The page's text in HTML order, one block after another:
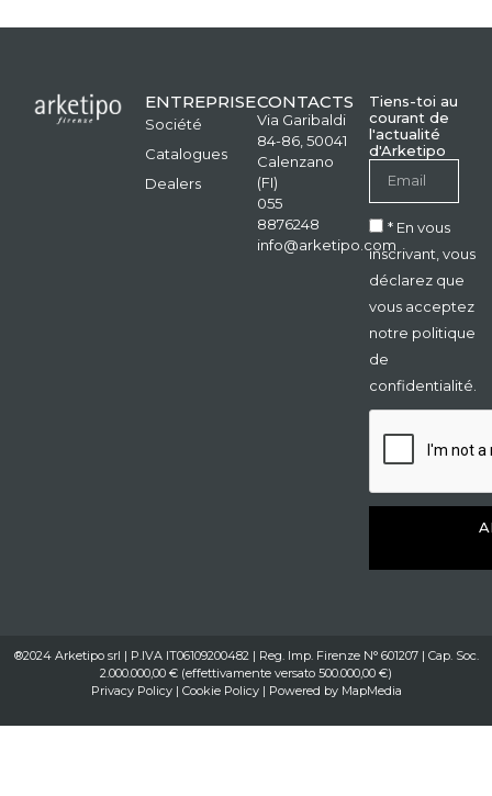
ENTREPRISE
Société
Catalogues
Dealers
CONTACTS
Via Garibaldi
84-86, 50041
Calenzano
(FI)
055
8876248
info@arketipo.com
Tiens-toi au
courant de
l'actualité
d'Arketipo
* En vous
inscrivant, vous
déclarez que
vous acceptez
notre politique
de
confidentialité.
®2024 Arketipo srl | P.IVA IT06109200482 | Reg. Imp. Firenze N° 601207 | Cap. Soc.
2.000.000,00 € (effettivamente versato 500.000,00 €)
Privacy Policy| Cookie Policy| Powered by MapMedia